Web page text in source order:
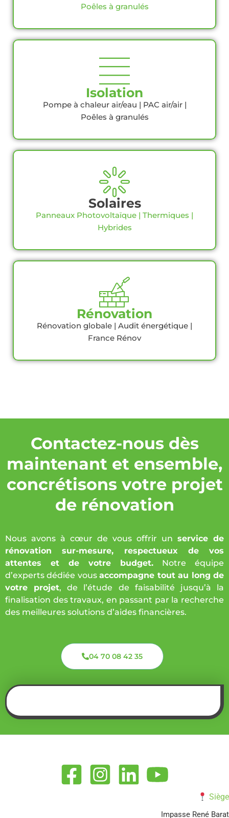
Poêles à granulés
Isolation
Pompe à chaleur air/eau | PAC air/air |
Poêles à granulés
Solaires
Panneaux Photovoltaïque | Thermiques |
Hybrides
Rénovation
Rénovation globale | Audit énergétique |
France Rénov
Contactez-nous dès
maintenant et ensemble,
concrétisons votre projet
de rénovation
Nous avons à cœur de vous offrir un service de
rénovation sur-mesure, respectueux de vos
attentes et de votre budget. Notre équipe
d’experts dédiée vousaccompagne tout au long de
votre projet, de l’étude de faisabilité jusqu’à la
finalisation des travaux, en passant par la recherche
des meilleures solutions d’aides financières.
04 70 08 42 35
Siège
Impasse René Barat